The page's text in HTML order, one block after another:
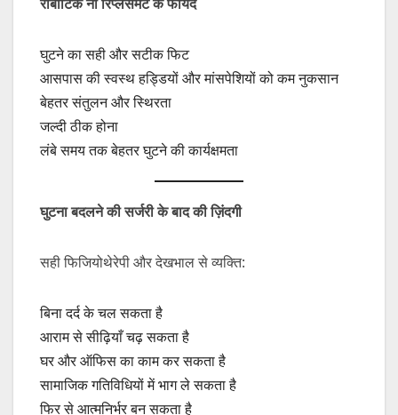
रोबोटिकनीरिप्लेसमेंटकेफायदे
घुटने का सही और सटीक फिट
आसपास की स्वस्थ हड्डियों और मांसपेशियों को कम नुकसान
बेहतर संतुलन और स्थिरता
जल्दी ठीक होना
लंबे समय तक बेहतर घुटने की कार्यक्षमता
घुटनाबदलनेकीसर्जरीकेबादकीज़िंदगी
सही फिजियोथेरेपी और देखभाल से व्यक्ति:
बिना दर्द के चल सकता है
आराम से सीढ़ियाँ चढ़ सकता है
घर और ऑफिस का काम कर सकता है
सामाजिक गतिविधियों में भाग ले सकता है
फिर से आत्मनिर्भर बन सकता है